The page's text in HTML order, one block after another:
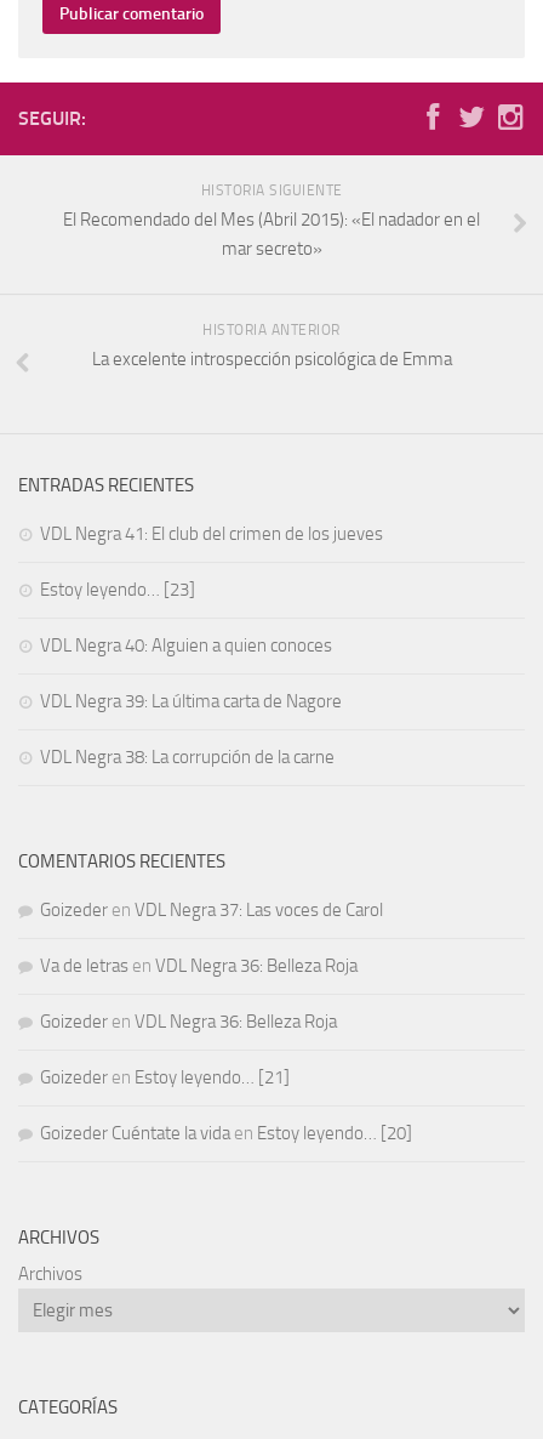
SEGUIR:
HISTORIA SIGUIENTE
El Recomendado del Mes (Abril 2015): «El nadador en el
mar secreto»
HISTORIA ANTERIOR
La excelente introspección psicológica de Emma
ENTRADAS RECIENTES
VDL Negra 41: El club del crimen de los jueves
Estoy leyendo… [23]
VDL Negra 40: Alguien a quien conoces
VDL Negra 39: La última carta de Nagore
VDL Negra 38: La corrupción de la carne
COMENTARIOS RECIENTES
Goizeder en VDL Negra 37: Las voces de Carol
Va de letras en VDL Negra 36: Belleza Roja
Goizeder en VDL Negra 36: Belleza Roja
Goizeder en Estoy leyendo… [21]
Goizeder Cuéntate la vidaen Estoy leyendo… [20]
ARCHIVOS
Archivos
CATEGORÍAS